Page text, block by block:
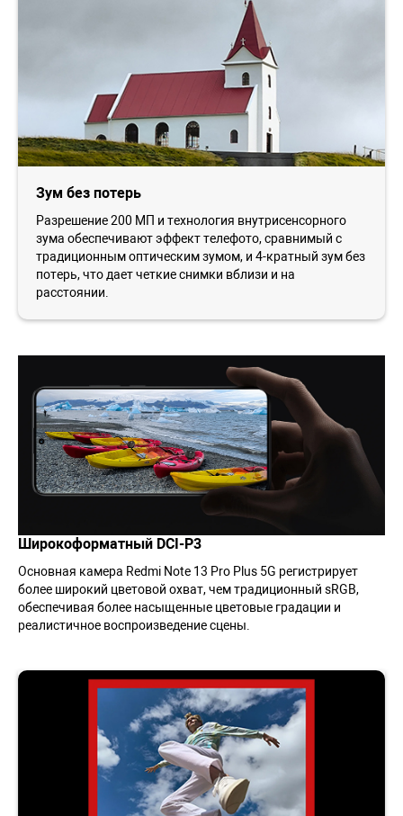
Зум без потерь
Разрешение 200 МП и технология внутрисенсорного
зума обеспечивают эффект телефото, сравнимый с
традиционным оптическим зумом, и 4-кратный зум без
потерь, что дает четкие снимки вблизи и на
расстоянии.
Широкоформатный DCI-P3
Основная камера Redmi Note 13 Pro Plus 5G регистрирует
более широкий цветовой охват, чем традиционный sRGB,
обеспечивая более насыщенные цветовые градации и
реалистичное воспроизведение сцены.